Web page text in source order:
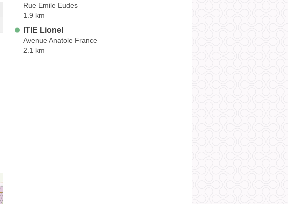
Rue Emile Eudes
1.9 km
ITIE Lionel
Avenue Anatole France
2.1 km